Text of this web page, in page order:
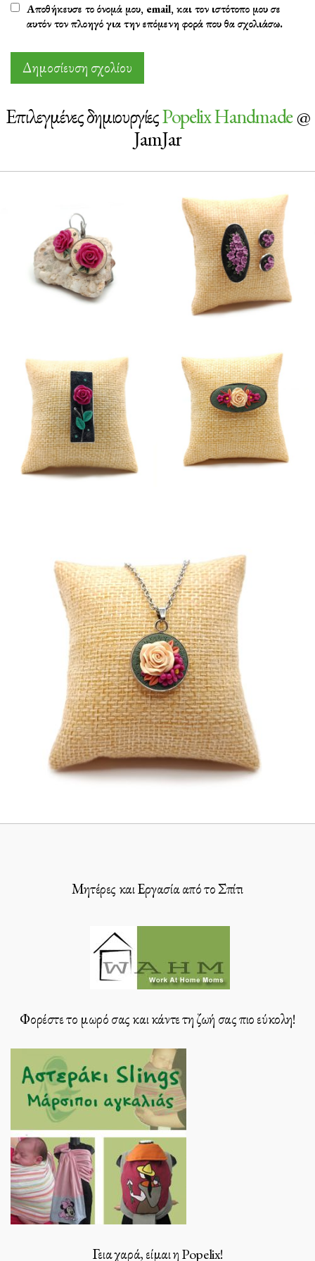
Αποθήκευσε το όνομά μου, email, και τον ιστότοπο μου σε
αυτόν τον πλοηγό για την επόμενη φορά που θα σχολιάσω.
Επιλεγμένες δημιουργίεςPopelix Handmade@
JamJar
Μητέρες και Εργασία από το Σπίτι
Φορέστε το μωρό σας και κάντε τη ζωή σας πιο εύκολη!
Γεια χαρά, είμαι η Popelix!